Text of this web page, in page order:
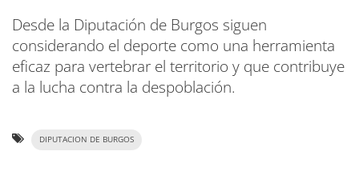
Desde la Diputación de Burgos siguen
considerando el deporte como una herramienta
eficaz para vertebrar el territorio y que contribuye
a la lucha contra la despoblación.
DIPUTACION DE BURGOS